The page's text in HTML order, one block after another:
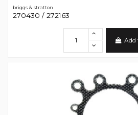
briggs & stratton
270430 / 272163
Add